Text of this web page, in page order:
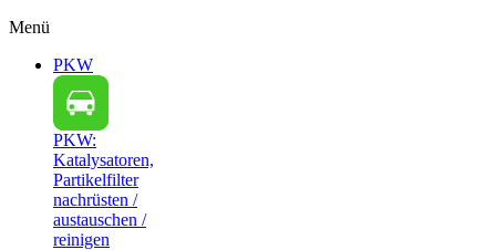
Menü
PKW
PKW:
Katalysatoren,
Partikelfilter
nachrüsten /
austauschen /
reinigen